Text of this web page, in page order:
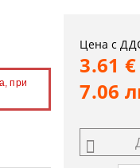
при
Цена с
3.61 €
7.06